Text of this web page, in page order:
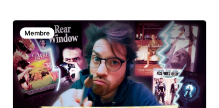
Membre